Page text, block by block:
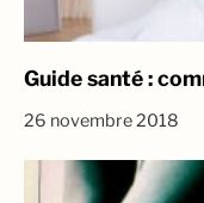
Guide santé :
26 novembre 2018